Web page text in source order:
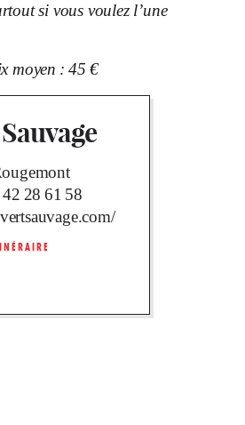
si vous voulez l’une
moyen : 45 €
28 61 58